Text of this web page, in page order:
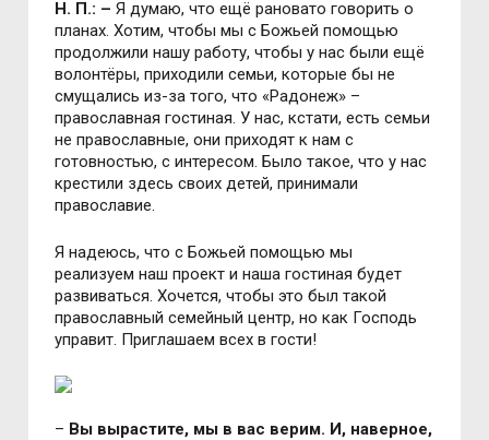
Н. П.: –Я думаю, что ещё рановато говорить о
планах. Хотим, чтобы мы с Божьей помощью
продолжили нашу работу, чтобы у нас были ещё
волонтёры, приходили семьи, которые бы не
смущались из-за того, что «Радонеж» –
православная гостиная. У нас, кстати, есть семьи
не православные, они приходят к нам с
готовностью, с интересом. Было такое, что у нас
крестили здесь своих детей, принимали
православие.
Я надеюсь, что с Божьей помощью мы
реализуем наш проект и наша гостиная будет
развиваться. Хочется, чтобы это был такой
православный семейный центр, но как Господь
управит. Приглашаем всех в гости!
– Вы вырастите, мы в вас верим. И, наверное,